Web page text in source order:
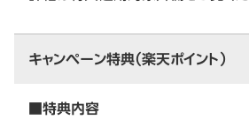
キャンペーン特典（楽天ポイント）
■特典内容